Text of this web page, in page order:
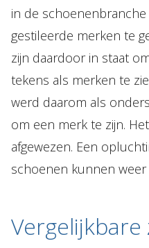
in de
gestileerde merken te
zijn daardoor in staat
tekens als merken te
werd daarom als
om een merk te zijn.
afgewezen. Een
schoenen kunnen weer
Vergelijkbare